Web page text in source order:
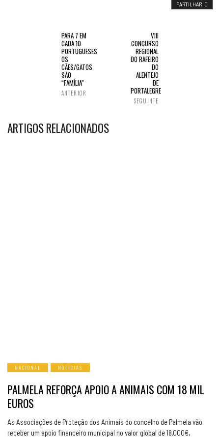
PARTILHAR
PARA 7 EM
CADA 10
PORTUGUESES
OS
CÃES/GATOS
SÃO
“FAMÍLIA”
ANTERIOR
VIII
CONCURSO
REGIONAL
DO RAFEIRO
DO
ALENTEJO
DE
PORTALEGRE
SEGUINTE
ARTIGOS RELACIONADOS
NACIONAL NOTICIAS
PALMELA REFORÇA APOIO A ANIMAIS COM 18 MIL
EUROS
As Associações de Proteção dos Animais do concelho de Palmela vão
receber um apoio financeiro municipal no valor global de 18.000€,